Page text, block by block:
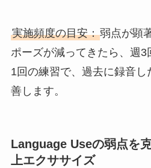
実施頻度の目安：弱点が顕
ポーズが減ってきたら、週3
1回の練習で、過去に録音
善します。
Language Useの弱点を
上エクササイズ